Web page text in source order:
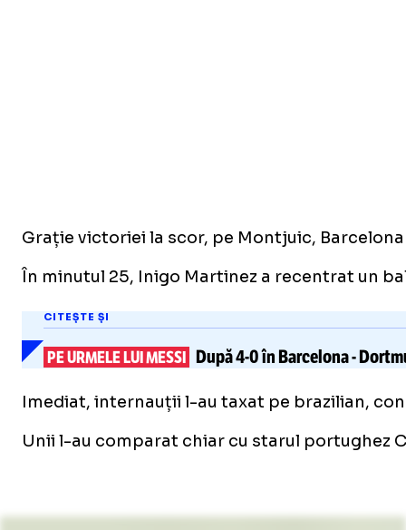
Grație victoriei la scor, pe Montjuic,
În minutul 25, Inigo Martinez a recentrat un
CITEȘTE ȘI
PE URMELE LUI MESSI După4-0în Barcelona-
Imediat, internauții l-au taxat pe brazilian,
Unii l-au comparat chiar cu starul portughez